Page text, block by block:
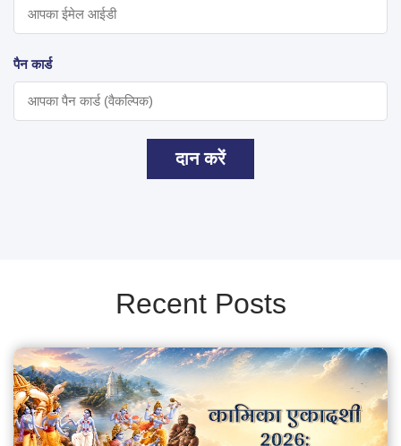
पैन कार्ड
दान करें
Recent Posts